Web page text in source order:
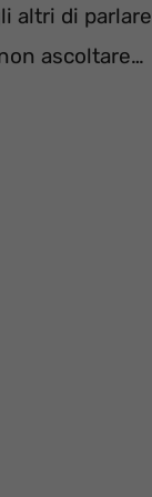
altri di parlare
ascoltare…